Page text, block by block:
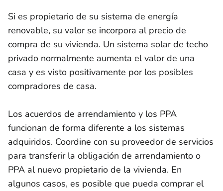
Si es propietario de su sistema de energía
renovable, su valor se incorpora al precio de
compra de su vivienda. Un sistema solar de techo
privado normalmente aumenta el valor de una
casa y es visto positivamente por los posibles
compradores de casa.
Los acuerdos de arrendamiento y los PPA
funcionan de forma diferente a los sistemas
adquiridos. Coordine con su proveedor de servicios
para transferir la obligación de arrendamiento o
PPA al nuevo propietario de la vivienda. En
algunos casos, es posible que pueda comprar el